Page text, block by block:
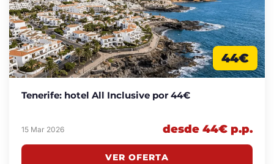
44€
Tenerife: hotel All Inclusive por 44€
15 Mar 2026 desde 44€ p.p.
VER OFERTA